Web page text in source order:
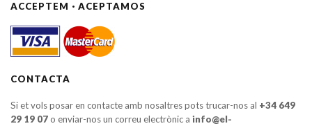
ACCEPTEM · ACEPTAMOS
CONTACTA
Si et vols posar en contacte amb nosaltres pots trucar-nos al +34 649
29 19 07o enviar-nos un correu electrònic a info@el-